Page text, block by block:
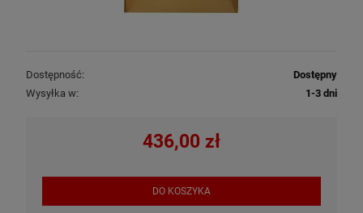
Dostępność:
Dostępny
Wysyłka w:
1-3 dni
436,00 zł
DO KOSZYKA